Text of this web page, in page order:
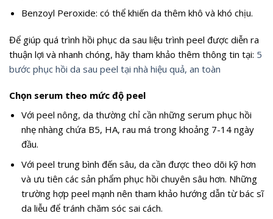
Benzoyl Peroxide: có thể khiến da thêm khô và khó chịu.
Để giúp quá trình hồi phục da sau liệu trình peel được diễn ra
thuận lợi và nhanh chóng, hãy tham khảo thêm thông tin tại: 5
bước phục hồi da sau peel tại nhà hiệu quả, an toàn
Chọn serum theo mức độ peel
Với peel nông, da thường chỉ cần những serum phục hồi
nhẹ nhàng chứa B5, HA, rau má trong khoảng 7-14 ngày
đầu.
Với peel trung bình đến sâu, da cần được theo dõi kỹ hơn
và ưu tiên các sản phẩm phục hồi chuyên sâu hơn. Những
trường hợp peel mạnh nên tham khảo hướng dẫn từ bác sĩ
da liễu để tránh chăm sóc sai cách.